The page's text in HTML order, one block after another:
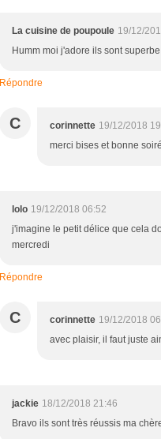
La cuisine de poupoule 19/12/
Humm moi j'adore ils sont
Répondre
C corinnette 19/12/2018
merci bises et bonne
lolo 19/12/2018 06:52
j'imagine le petit délice que cela
mercredi
Répondre
C corinnette 19/12/2018
avec plaisir, il faut juste
jackie 18/12/2018 21:46
Bravo ils sont très réussis ma